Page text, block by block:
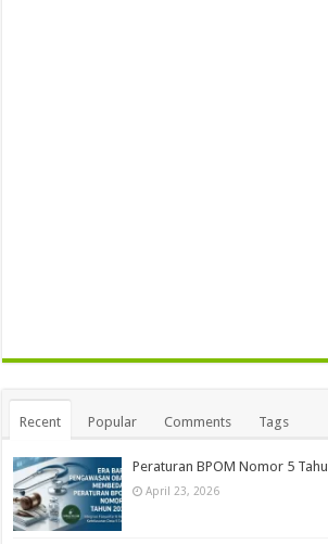
Recent Popular Comments Tags
Peraturan BPOM Nomor 5
April 23, 2026